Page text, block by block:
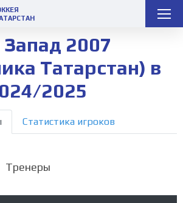
2007
Татарстан) в
2025
Статистика игроков
Тренеры